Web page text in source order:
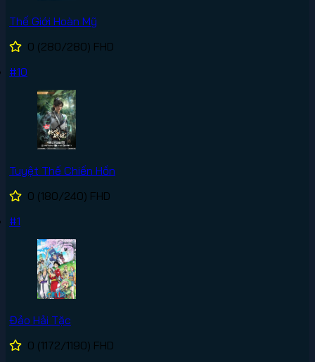
Thế Giới Hoàn Mỹ
0 (280/280) FHD
#10
Tuyệt Thế Chiến Hồn
0 (180/240) FHD
#1
Đảo Hải Tặc
0 (1172/1190) FHD